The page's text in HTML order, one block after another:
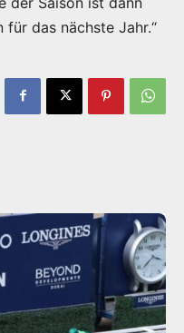
für das nächste Jahr.“